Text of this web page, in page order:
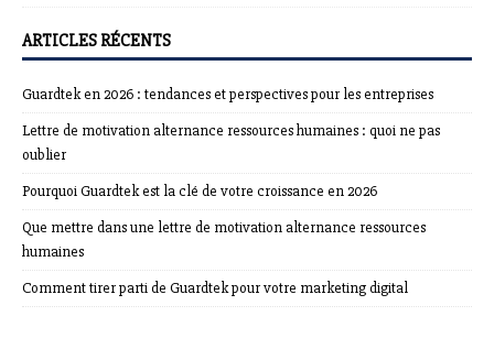
ARTICLES RÉCENTS
Guardtek en 2026 : tendances et perspectives pour les entreprises
Lettre de motivation alternance ressources humaines : quoi ne pas
oublier
Pourquoi Guardtek est la clé de votre croissance en 2026
Que mettre dans une lettre de motivation alternance ressources
humaines
Comment tirer parti de Guardtek pour votre marketing digital